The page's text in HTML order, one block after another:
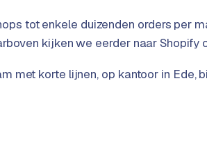
tot enkele duizenden orders per
kijken we eerder naar Shopify
met korte lijnen, op kantoor in Ede,